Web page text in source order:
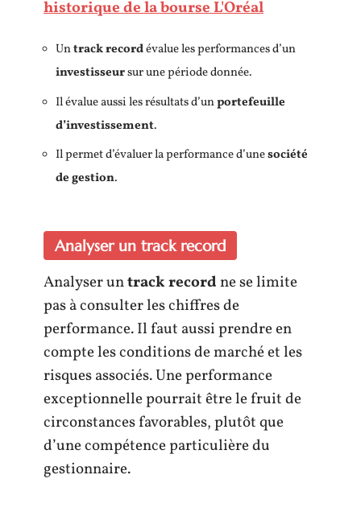
historique de la bourse L'Oréal
Untrack recordévalue les performances d’un
investisseursur une période donnée.
Il évalue aussi les résultats d’unportefeuille
d’investissement.
Il permet d’évaluer la performance d’unesociété
de gestion.
Analyser un track record
Analyser untrack recordne se limite
pas à consulter les chiffres de
performance. Il faut aussi prendre en
compte les conditions de marché et les
risques associés. Une performance
exceptionnelle pourrait être le fruit de
circonstances favorables, plutôt que
d’une compétence particulière du
gestionnaire.